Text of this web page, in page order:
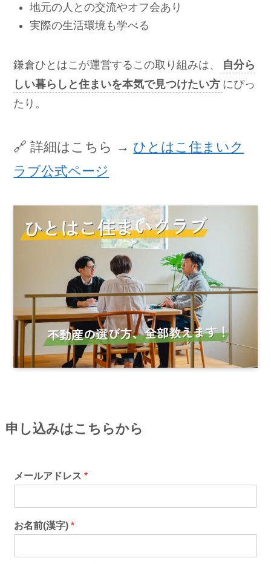
地元の人との交流やオフ会あり
実際の生活環境も学べる
鎌倉ひとはこが運営するこの取り組みは、
自分ら
しい暮らしと住まいを本気で見つけたい方 にぴっ
たり。
🔗 詳細はこちら → ひとはこ住まいク
ラブ公式ページ
申し込みはこちらから
メールアドレス*
お名前(漢字)*